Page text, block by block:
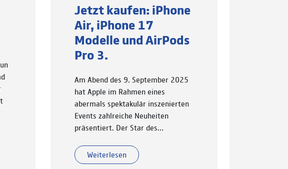
Jetzt kaufen: iPhone
Air, iPhone 17
Modelle und AirPods
Pro 3.
Am Abend des 9. September 2025
hat Apple im Rahmen eines
abermals spektakulär inszenierten
Events zahlreiche Neuheiten
präsentiert. Der Star des…
Weiterlesen